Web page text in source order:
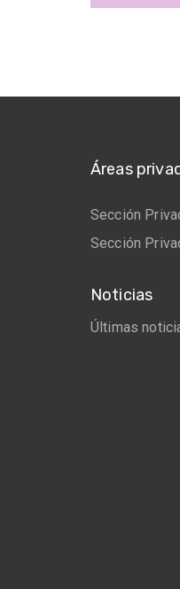
Áreas
Sección
Sección
Noticias
Últimas